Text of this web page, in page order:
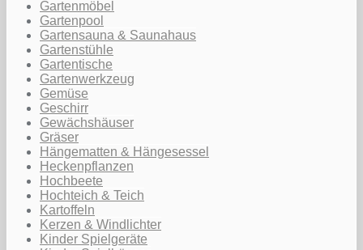
Gartenmöbel
Gartenpool
Gartensauna & Saunahaus
Gartenstühle
Gartentische
Gartenwerkzeug
Gemüse
Geschirr
Gewächshäuser
Gräser
Hängematten & Hängesessel
Heckenpflanzen
Hochbeete
Hochteich & Teich
Kartoffeln
Kerzen & Windlichter
Kinder Spielgeräte